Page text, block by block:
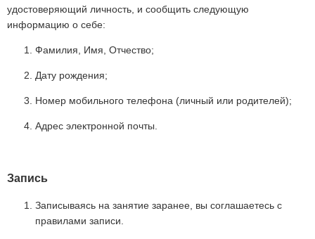
удостоверяющий личность, и сообщить следующую
информацию о себе:
Фамилия, Имя, Отчество;
Дату рождения;
Номер мобильного телефона (личный или родителей);
Адрес электронной почты.
Запись
Записываясь на занятие заранее, вы соглашаетесь с
правилами записи.